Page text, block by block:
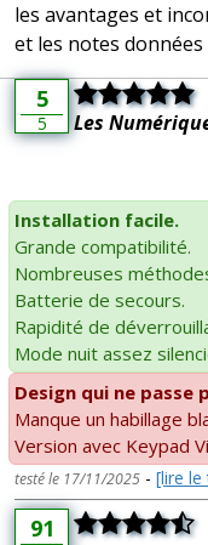
les avantages et
et les notes
5
5 Les
Installation facile.
Grande compatibilité.
Nombreuses
Batterie de secours.
Rapidité de
Mode nuit assez
Design qui ne passe
Manque un habillage
Version avec Keypad
testé le 17/11/2025 - [lire le
91